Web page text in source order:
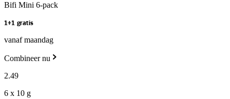
Bifi Mini 6-pack
1+1 gratis
vanaf maandag
Combineer nu
2.49
6 x 10 g